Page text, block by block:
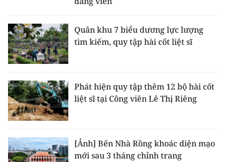
Quân khu 7 biểu dương lực lượng
tìm kiếm, quy tập hài cốt liệt sĩ
Phát hiện quy tập thêm 12 bộ hài cốt
liệt sĩ tại Công viên Lê Thị Riêng
[Ảnh] Bến Nhà Rồng khoác diện mạo
mới sau 3 tháng chỉnh trang